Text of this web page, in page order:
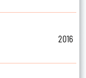
2016